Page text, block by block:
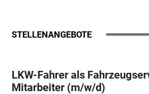
STELLENANGEBOTE
LKW-Fahrer als
Mitarbeiter (m/w/d)